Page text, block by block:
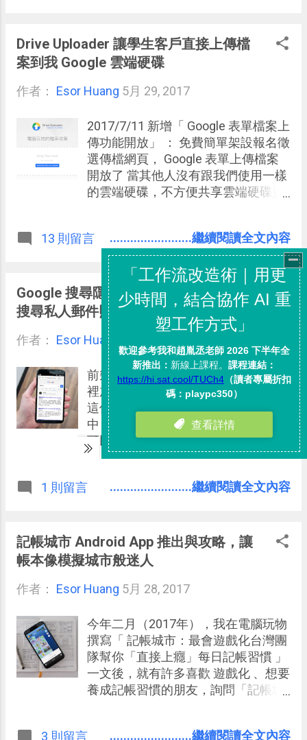
懂，就是一塊網頁白板。但是「
Awwapp 」最大特色就是非常「簡單
易用」，任何人都能快速上手，而且
作為一塊白板，他的「觸控反應非常
各種裝置中非常順暢的進行觸控螢幕
的版書或繪圖。 更棒的是，「
Awwapp 」甚至「不需註冊登入」就
可以使用免費的基本功能，還包含多
人一起「即時協同合作」！這讓臨時
Drive Uploader 讓學生客戶直接上傳檔
案到我 Google 雲端硬碟
作者： Esor Huang 5月 29, 2017
2017/7/11 新增「 Google 表單檔案上
傳功能開放」 ： 免費簡單架設報名徵
選傳檔網頁， Google 表單上傳檔案
開放了 當其他人沒有跟我們使用一樣
的雲端硬碟，不方便共享雲端硬碟資
學生的作業統一收集到自己的雲端硬
碟？但學生們不一定跟我使用一樣的
Google 雲端硬碟？也可能不方便使用
「 Google 雲端教室 」。 要接收客戶
的大（量）檔案，但客戶沒有使用雲
端硬碟，變得很麻煩？ 要收集同學朋
友的檔案，有沒有一個快速統一又方
便的方法？ 今天這篇文章要介紹的方
法，可以幫我們 收集學生、客戶們的
大量大檔案 ，而且非常簡單易用。 透
過「 Drive Uploader 」這個免費的線
上工具，可以讓其他人透過特殊網頁
上傳大檔案到我指定的「 Google 雲
端硬碟 」資料夾中，而且他人不需要
入，對他人來說是最簡單的上傳檔案
13 則留言 ........................繼續閱讀全文內容
Google 搜尋隱藏的「個人」分頁：直接
搜尋私人郵件照片
作者： Esor Huang
前幾天開始， Google 搜尋的網頁版
裡加入了一個新的分頁：「個人」，
這個新的搜尋模式隱藏在功能選單
中，用戶第一時間可能不會看到，但
可以手動開啟。 開啟後，我們可以在
Google 搜尋裡直接找 Gmail 郵件、
們就來實際看看這個新功能的效果。
1 則留言 ........................繼續閱讀全文內容
記帳城市 Android App 推出與攻略，讓
帳本像模擬城市般迷人
作者： Esor Huang 5月 28, 2017
今年二月（2017年），我在電腦玩物
撰寫「 記帳城市：最會遊戲化台灣團
隊幫你「直接上癮」每日記帳習慣 」
一文後，就有許多喜歡 遊戲化 、想要
養成記帳習慣的朋友，詢問「記帳城
3 則留言 ........................繼續閱讀全文內容